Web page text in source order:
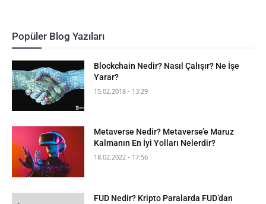
Popüler Blog Yazıları
Blockchain Nedir? Nasıl Çalışır? Ne İşe
Yarar?
15.02.2018 - 13:29
Metaverse Nedir? Metaverse’e Maruz
Kalmanın En İyi Yolları Nelerdir?
18.02.2022 - 17:56
FUD Nedir? Kripto Paralarda FUD’dan